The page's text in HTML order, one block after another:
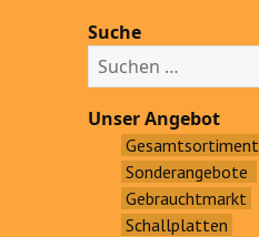
Suche
u
cUnser Angebot
Gesamtsortiment
Sonderangebote
Gebrauchtmarkt
Schallplatten